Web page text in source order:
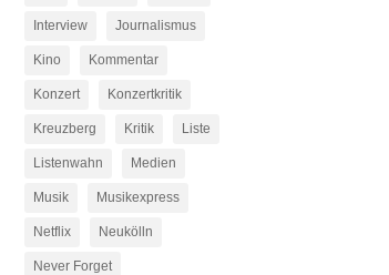
Interview Journalismus
Kino Kommentar
Konzert Konzertkritik
Kreuzberg Kritik Liste
Listenwahn Medien
Musik Musikexpress
Netflix Neukölln
Never Forget